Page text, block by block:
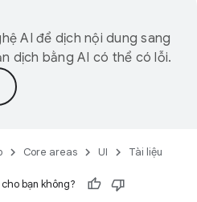
AI để dịch nội dung sang
dịch bằng AI có thể có lỗi.
Core areas UI Tài liệu
bạn không?